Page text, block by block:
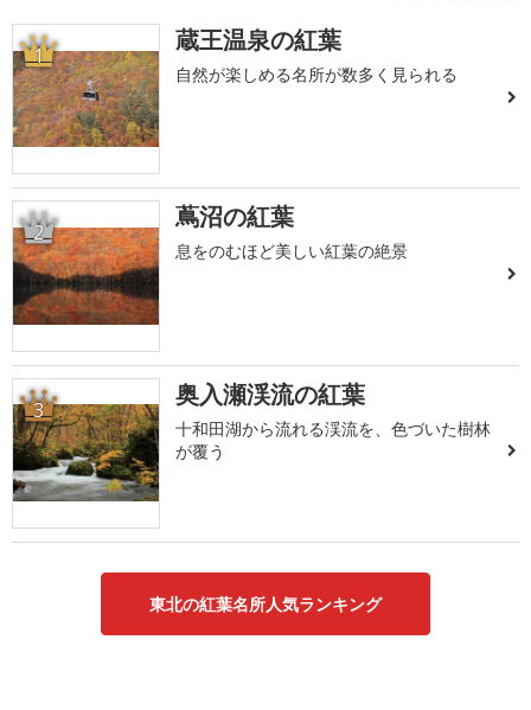
1 蔵王温泉の紅葉
自然が楽しめる名所が数多く見られる
2 蔦沼の紅葉
息をのむほど美しい紅葉の絶景
3 奥入瀬渓流の紅葉
十和田湖から流れる渓流を、色づいた樹林
が覆う
東北の紅葉名所人気ランキング